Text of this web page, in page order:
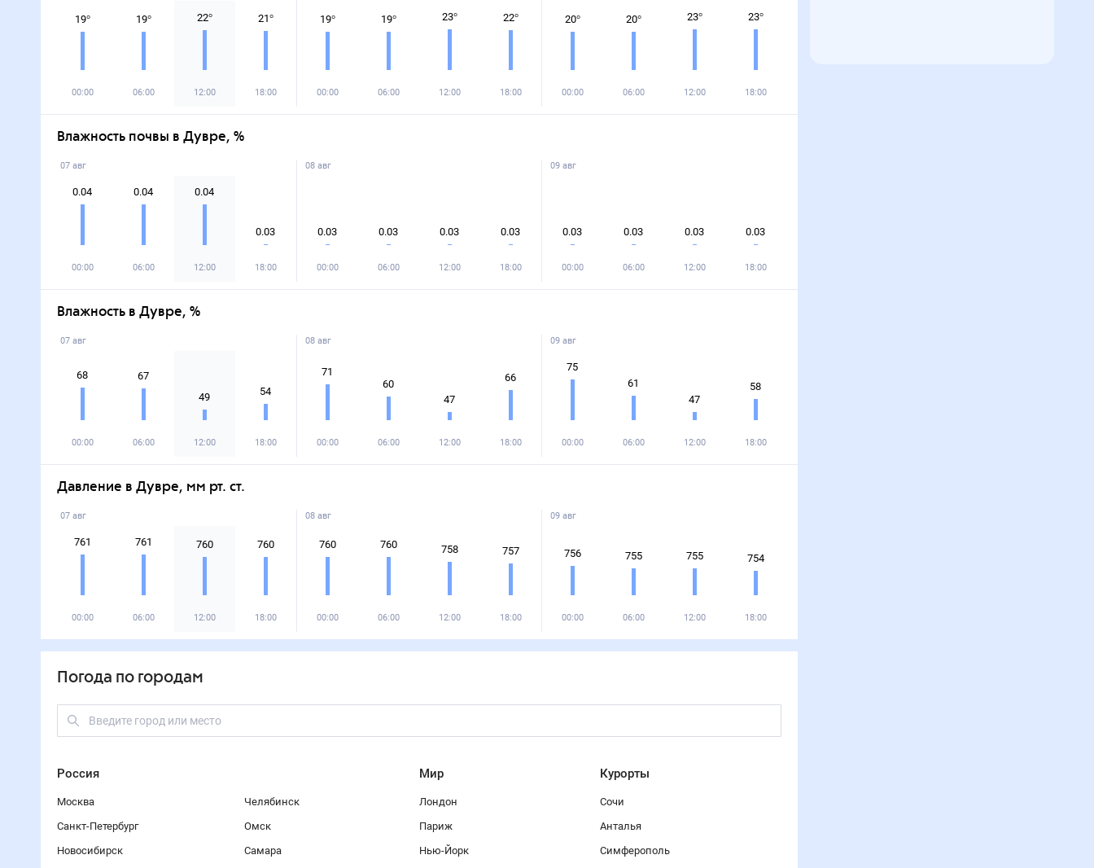
19°
00:00
19°
06:00
22°
12:00
21°
18:00
19°
00:00
19°
06:00
23°
12:00
22°
18:00
20°
00:00
20°
06:00
23°
12:00
23°
18:00
Влажность почвы в Дувре, %
07 авг
0.04
00:00
0.04
06:00
0.04
12:00
0.03
18:00
08 авг
0.03
00:00
0.03
06:00
0.03
12:00
0.03
18:00
09 авг
0.03
00:00
0.03
06:00
0.03
12:00
0.03
18:00
Влажность в Дувре, %
07 авг
68
00:00
67
06:00
49
12:00
54
18:00
08 авг
71
00:00
60
06:00
47
12:00
66
18:00
09 авг
75
00:00
61
06:00
47
12:00
58
18:00
Давление в Дувре, мм рт. ст.
07 авг
761
00:00
761
06:00
760
12:00
760
18:00
08 авг
760
00:00
760
06:00
758
12:00
757
18:00
09 авг
756
00:00
755
06:00
755
12:00
754
18:00
Погода по городам
Россия
Москва
Санкт-Петербург
Новосибирск
Челябинск
Омск
Самара
Мир
Лондон
Париж
Нью-Йорк
Курорты
Сочи
Анталья
Симферополь